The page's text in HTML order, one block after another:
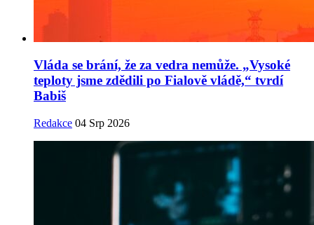
Vláda se brání, že za vedra nemůže. „Vysoké
teploty jsme zdědili po Fialově vládě,“ tvrdí
Babiš
Redakce 04 Srp 2026